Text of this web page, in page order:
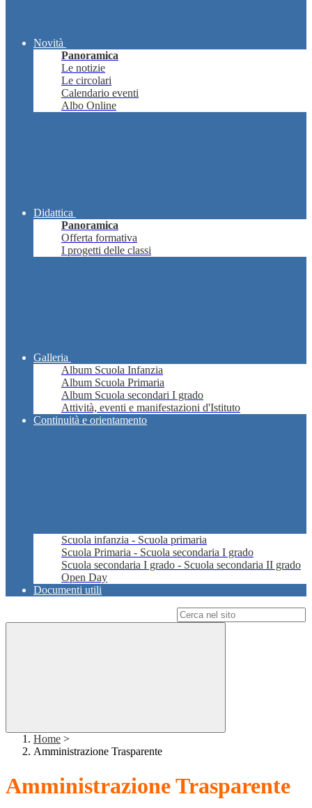
Novità
Panoramica
Le notizie
Le circolari
Calendario eventi
Albo Online
Didattica
Panoramica
Offerta formativa
I progetti delle classi
Galleria
Album Scuola Infanzia
Album Scuola Primaria
Album Scuola secondari I grado
Attività, eventi e manifestazioni d'Istituto
Continuità e orientamento
Scuola infanzia - Scuola primaria
Scuola Primaria - Scuola secondaria I grado
Scuola secondaria I grado - Scuola secondaria II grado
Open Day
Documenti utili
Home >
Amministrazione Trasparente
Amministrazione Trasparente